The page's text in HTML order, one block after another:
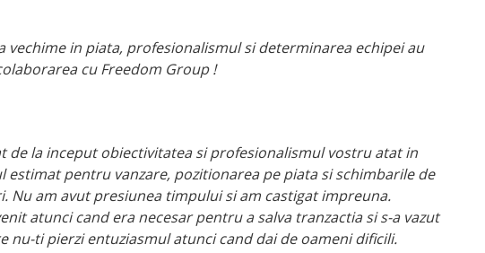
in piata, profesionalismul si determinarea echipei au
cu Freedom Group !
la inceput obiectivitatea si profesionalismul vostru atat in
pentru vanzare, pozitionarea pe piata si schimbarile de
Nu am avut presiunea timpului si am castigat impreuna.
atunci cand era necesar pentru a salva tranzactia si s-a vazut
nu-ti pierzi entuziasmul atunci cand dai de oameni dificili.